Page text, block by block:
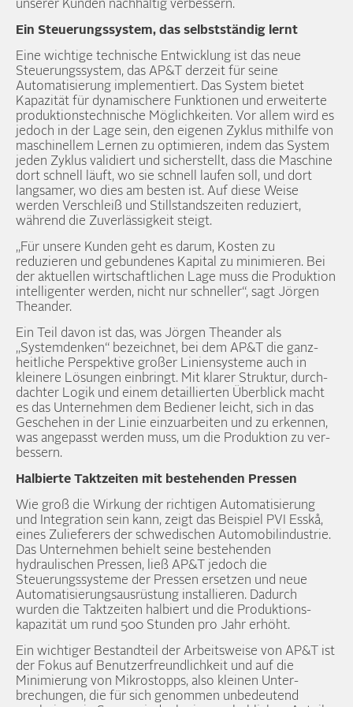
unserer Kunden nach­haltig ver­bessern.
Ein Steuerungs­system, das selbst­ständig lernt
Eine wichtige technische Ent­wicklung ist das neue
Steuerungs­system, das AP&T der­zeit für seine
Automatisierung implementiert. Das System bietet
Kapazität für dynamischere Funktionen und erweiterte
produktions­technische Möglich­keiten. Vor allem wird es
jedoch in der Lage sein, den eigenen Zyklus mit­hilfe von
maschinellem Lernen zu optimieren, indem das System
jeden Zyklus validiert und sicherstellt, dass die Maschine
dort schnell läuft, wo sie schnell laufen soll, und dort
lang­samer, wo dies am besten ist. Auf diese Weise
werden Ver­schleiß und Still­stands­zeiten reduziert,
während die Zuverlässig­keit steigt.
„Für unsere Kunden geht es darum, Kosten zu
reduzieren und gebundenes Kapital zu minimieren. Bei
der aktuellen wirt­schaftlichen Lage muss die Produktion
intelligenter werden, nicht nur schneller“, sagt Jörgen
Theander.
Ein Teil davon ist das, was Jörgen Theander als
„Systemdenken“ bezeichnet, bei dem AP&T die ganz­
heitliche Perspektive großer Linien­systeme auch in
kleinere Lösungen einbringt. Mit klarer Struktur, durch­
dachter Logik und einem detaillierten Über­blick macht
es das Unter­nehmen dem Bediener leicht, sich in das
Geschehen in der Linie ein­zuarbeiten und zu erkennen,
was angepasst werden muss, um die Produktion zu ver­
bessern.
Halbierte Takt­zeiten mit bestehenden Pressen
Wie groß die Wirkung der richtigen Automatisierung
und Integration sein kann, zeigt das Bei­spiel PVI Esskå,
eines Zulieferers der schwedischen Automobil­industrie.
Das Unter­nehmen behielt seine bestehenden
hydraulischen Pressen, ließ AP&T jedoch die
Steuerungs­systeme der Pressen ersetzen und neue
Automatisierungs­ausrüstung installieren. Dadurch
wurden die Takt­zeiten halbiert und die Produktions­
kapazität um rund 500 Stunden pro Jahr erhöht.
Ein wichtiger Bestand­teil der Arbeits­weise von AP&T ist
der Fokus auf Benutzer­freundlich­keit und auf die
Minimierung von Mikro­stopps, also kleinen Unter­
brechungen, die für sich genommen unbedeutend